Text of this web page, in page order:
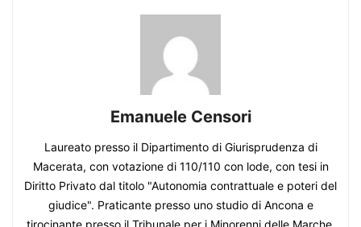
Emanuele Censori
Laureato presso il Dipartimento di Giurisprudenza di
Macerata, con votazione di 110/110 con lode, con tesi in
Diritto Privato dal titolo "Autonomia contrattuale e poteri del
giudice". Praticante presso uno studio di Ancona e
tirocinante presso il Tribunale per i Minorenni delle Marche.